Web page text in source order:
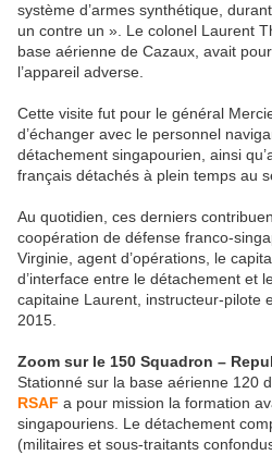
système d’armes synthétique,
un contre un ». Le colonel Laurent
base aérienne de Cazaux, avait
l’appareil adverse.
Cette visite fut pour le général
d’échanger avec le personnel
détachement singapourien, ainsi
français détachés à plein temps au
Au quotidien, ces derniers
coopération de défense franco-
Virginie, agent d’opérations, le
d’interface entre le détachement et
capitaine Laurent, instructeur-pilote
2015.
Zoom sur le 150 Squadron –
Stationné sur la base aérienne 120
RSAF a pour mission la formation
singapouriens. Le détachement
(militaires et sous-traitants